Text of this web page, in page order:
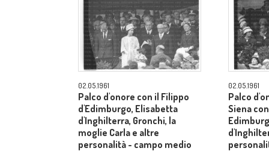
02.05.1961
Palco d'onore con il Filippo
d'Edimburgo, Elisabetta
d'Inghilterra, Gronchi, la
moglie Carla e altre
personalità - campo medio
02.05.1961
Palco
Siena